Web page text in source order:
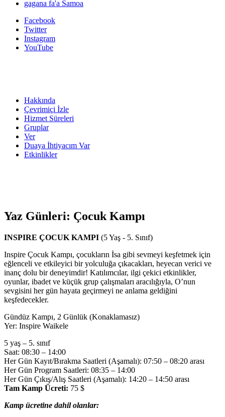
gagana fa'a Samoa
Facebook
Twitter
Instagram
YouTube
Hakkında
Çevrimiçi İzle
Hizmet Süreleri
Gruplar
Ver
Duaya İhtiyacım Var
Etkinlikler
Yaz Günleri: Çocuk Kampı
INSPIRE ÇOCUK KAMPI (5 Yaş - 5. Sınıf)
Inspire Çocuk Kampı, çocukların İsa gibi sevmeyi keşfetmek için
eğlenceli ve etkileyici bir yolculuğa çıkacakları, heyecan verici ve
inanç dolu bir deneyimdir! Katılımcılar, ilgi çekici etkinlikler,
oyunlar, ibadet ve küçük grup çalışmaları aracılığıyla, O’nun
sevgisini her gün hayata geçirmeyi ne anlama geldiğini
keşfedecekler.
Gündüz Kampı, 2 Günlük (Konaklamasız)
Yer: Inspire Waikele
5 yaş – 5. sınıf
Saat: 08:30 – 14:00
Her Gün Kayıt/Bırakma Saatleri (Aşamalı): 07:50 – 08:20 arası
Her Gün Program Saatleri: 08:35 – 14:00
Her Gün Çıkış/Alış Saatleri (Aşamalı): 14:20 – 14:50 arası
Tam Kamp Ücreti: 75 $
Kamp ücretine dahil olanlar: